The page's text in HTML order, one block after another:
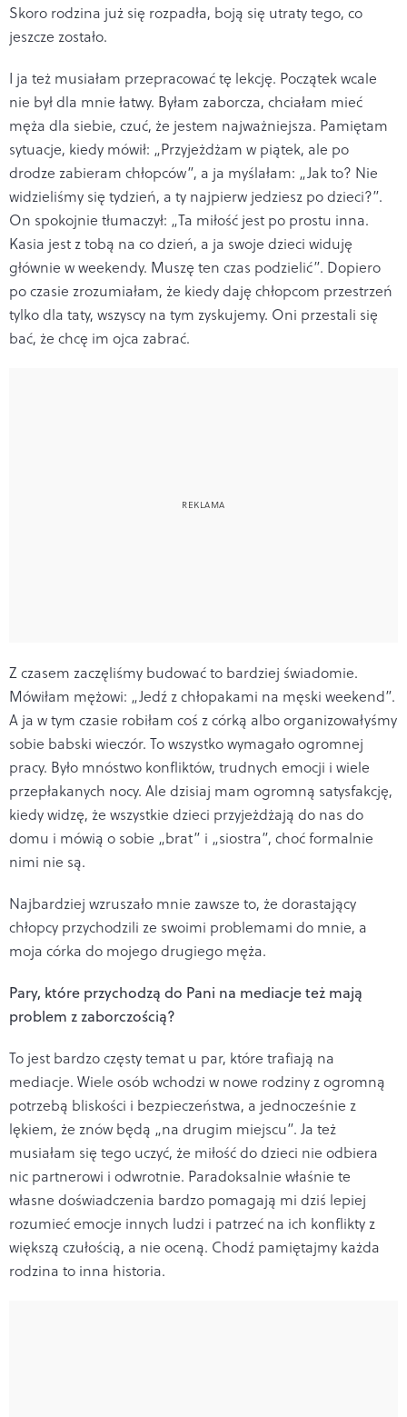
Skoro rodzina już się rozpadła, boją się utraty tego, co
jeszcze zostało.
I ja też musiałam przepracować tę lekcję. Początek wcale
nie był dla mnie łatwy. Byłam zaborcza, chciałam mieć
męża dla siebie, czuć, że jestem najważniejsza. Pamiętam
sytuacje, kiedy mówił: „Przyjeżdżam w piątek, ale po
drodze zabieram chłopców”, a ja myślałam: „Jak to? Nie
widzieliśmy się tydzień, a ty najpierw jedziesz po dzieci?”.
On spokojnie tłumaczył: „Ta miłość jest po prostu inna.
Kasia jest z tobą na co dzień, a ja swoje dzieci widuję
głównie w weekendy. Muszę ten czas podzielić”. Dopiero
po czasie zrozumiałam, że kiedy daję chłopcom przestrzeń
tylko dla taty, wszyscy na tym zyskujemy. Oni przestali się
bać, że chcę im ojca zabrać.
Z czasem zaczęliśmy budować to bardziej świadomie.
Mówiłam mężowi: „Jedź z chłopakami na męski weekend”.
A ja w tym czasie robiłam coś z córką albo organizowałyśmy
sobie babski wieczór. To wszystko wymagało ogromnej
pracy. Było mnóstwo konfliktów, trudnych emocji i wiele
przepłakanych nocy. Ale dzisiaj mam ogromną satysfakcję,
kiedy widzę, że wszystkie dzieci przyjeżdżają do nas do
domu i mówią o sobie „brat” i „siostra”, choć formalnie
nimi nie są.
Najbardziej wzruszało mnie zawsze to, że dorastający
chłopcy przychodzili ze swoimi problemami do mnie, a
moja córka do mojego drugiego męża.
Pary, które przychodzą do Pani na mediacje też mają
problem z zaborczością?
To jest bardzo częsty temat u par, które trafiają na
mediacje. Wiele osób wchodzi w nowe rodziny z ogromną
potrzebą bliskości i bezpieczeństwa, a jednocześnie z
lękiem, że znów będą „na drugim miejscu”. Ja też
musiałam się tego uczyć, że miłość do dzieci nie odbiera
nic partnerowi i odwrotnie. Paradoksalnie właśnie te
własne doświadczenia bardzo pomagają mi dziś lepiej
rozumieć emocje innych ludzi i patrzeć na ich konflikty z
większą czułością, a nie oceną. Chodź pamiętajmy każda
rodzina to inna historia.